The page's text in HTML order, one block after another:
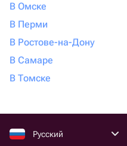
В Омске
В Перми
В Ростове-на-Дону
В Самаре
В Томске
Русский